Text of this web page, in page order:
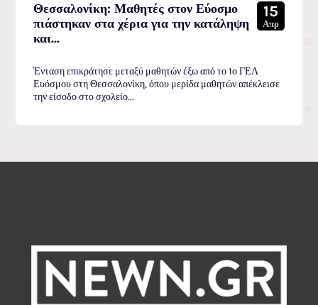
Θεσσαλονίκη: Μαθητές στον Εύοσμο
πιάστηκαν στα χέρια για την κατάληψη
και...
15
Απρ
Ένταση επικράτησε μεταξύ μαθητών έξω από το 1ο ΓΕΛ
Ευόσμου στη Θεσσαλονίκη, όπου μερίδα μαθητών απέκλεισε
την είσοδο στο σχολείο...